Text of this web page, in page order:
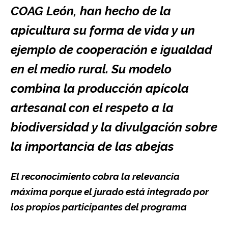
COAG León, han hecho de la
apicultura su forma de vida y un
ejemplo de cooperación e igualdad
en el medio rural. Su modelo
combina la producción apícola
artesanal con el respeto a la
biodiversidad y la divulgación sobre
la importancia de las abejas
El reconocimiento cobra la relevancia
máxima porque el jurado está integrado por
los propios participantes del programa